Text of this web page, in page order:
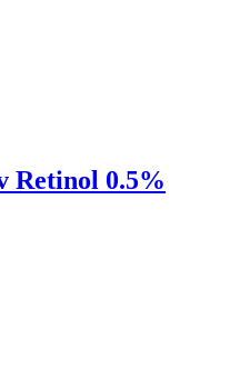
Retinol 0.5%